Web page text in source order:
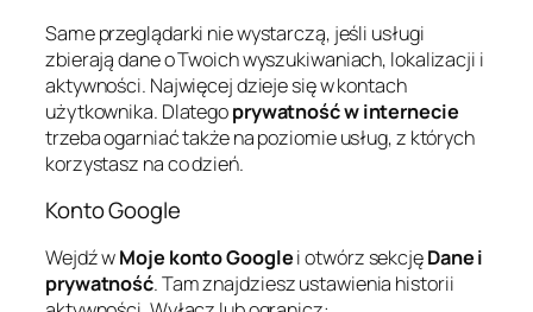
Same przeglądarki nie wystarczą, jeśli usługi
zbierają dane o Twoich wyszukiwaniach, lokalizacji i
aktywności. Najwięcej dzieje się w kontach
użytkownika. Dlategoprywatność w internecie
trzeba ogarniać także na poziomie usług, z których
korzystasz na co dzień.
Konto Google
Wejdź wMoje konto Googlei otwórz sekcjęDane i
prywatność. Tam znajdziesz ustawienia historii